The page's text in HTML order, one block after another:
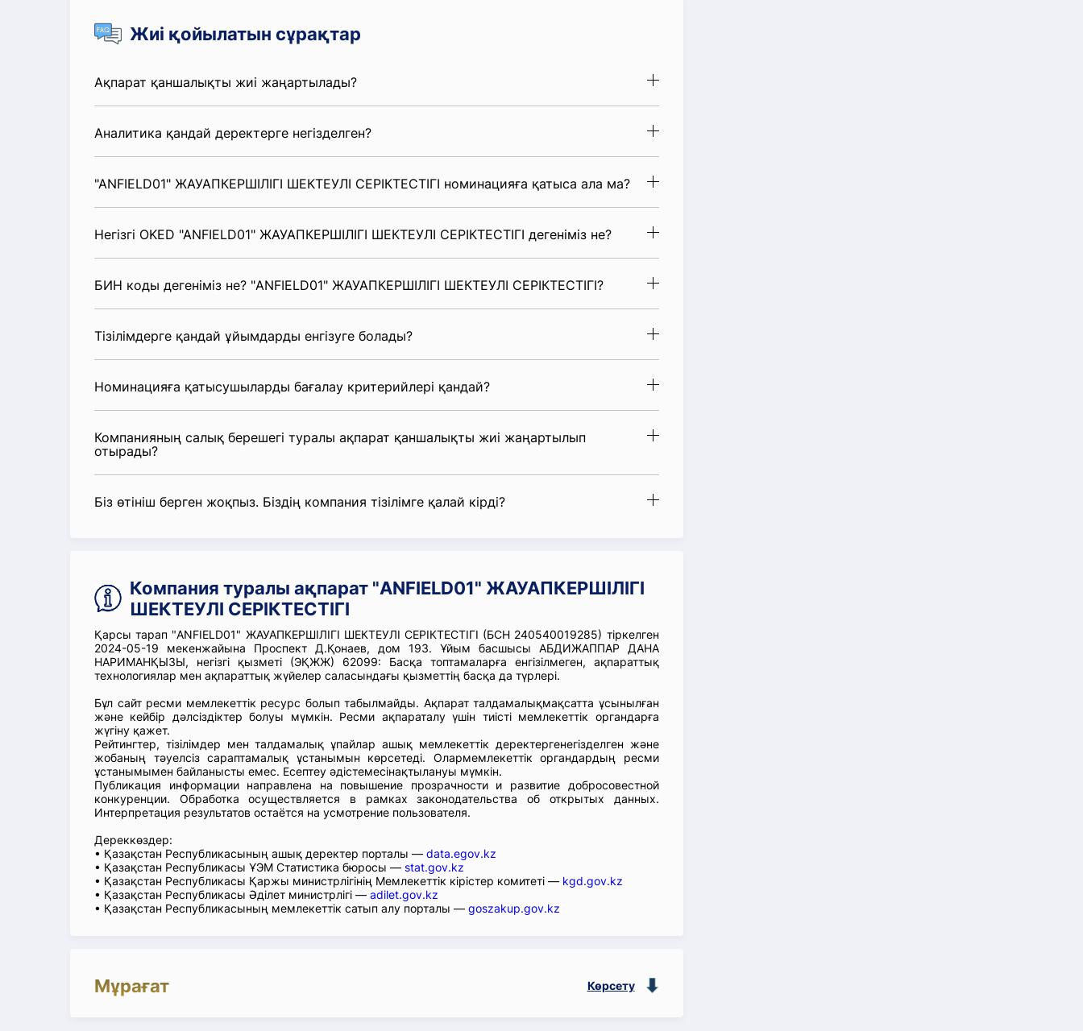
Жиі қойылатын сұрақтар
Ақпарат қаншалықты жиі жаңартылады?
Аналитика қандай деректерге негізделген?
"ANFIELD01" ЖАУАПКЕРШІЛІГІ ШЕКТЕУЛІ СЕРІКТЕСТІГІ номинацияға қатыса ала ма?
Негізгі OKED "ANFIELD01" ЖАУАПКЕРШІЛІГІ ШЕКТЕУЛІ СЕРІКТЕСТІГІ дегеніміз не?
БИН коды дегеніміз не? "ANFIELD01" ЖАУАПКЕРШІЛІГІ ШЕКТЕУЛІ СЕРІКТЕСТІГІ?
Тізілімдерге қандай ұйымдарды енгізуге болады?
Номинацияға қатысушыларды бағалау критерийлері қандай?
Компанияның салық берешегі туралы ақпарат қаншалықты жиі жаңартылып
отырады?
Біз өтініш берген жоқпыз. Біздің компания тізілімге қалай кірді?
Компания туралы ақпарат "ANFIELD01" ЖАУАПКЕРШІЛІГІ
ШЕКТЕУЛІ СЕРІКТЕСТІГІ
Қарсы тарап "ANFIELD01" ЖАУАПКЕРШІЛІГІ ШЕКТЕУЛІ СЕРІКТЕСТІГІ (БСН 240540019285) тіркелген
2024-05-19 мекенжайына Проспект Д.Қонаев, дом 193. Ұйым басшысы АБДИЖАППАР ДАНА
НАРИМАНҚЫЗЫ, негізгі қызметі (ЭҚЖЖ) 62099: Басқа топтамаларға енгізілмеген, ақпараттық
технологиялар мен ақпараттық жүйелер саласындағы қызметтің басқа да түрлері.
Бұл сайт ресми мемлекеттік ресурс болып табылмайды. Ақпарат талдамалықмақсатта ұсынылған
және кейбір дәлсіздіктер болуы мүмкін. Ресми ақпараталу үшін тиісті мемлекеттік органдарға
жүгіну қажет.
Рейтингтер, тізілімдер мен талдамалық ұпайлар ашық мемлекеттік деректергенегізделген және
жобаның тәуелсіз сараптамалық ұстанымын көрсетеді. Олармемлекеттік органдардың ресми
ұстанымымен байланысты емес. Есептеу әдістемесінақтылануы мүмкін.
Публикация информации направлена на повышение прозрачности и развитие добросовестной
конкуренции. Обработка осуществляется в рамках законодательства об открытых данных.
Интерпретация результатов остаётся на усмотрение пользователя.
Дереккөздер:
• Қазақстан Республикасының ашық деректер порталы — data.egov.kz
• Қазақстан Республикасы ҰЭМ Статистика бюросы — stat.gov.kz
• Қазақстан Республикасы Қаржы министрлігінің Мемлекеттік кірістер комитеті — kgd.gov.kz
• Қазақстан Республикасы Әділет министрлігі — adilet.gov.kz
• Қазақстан Республикасының мемлекеттік сатып алу порталы — goszakup.gov.kz
Мұрағат Көрсету